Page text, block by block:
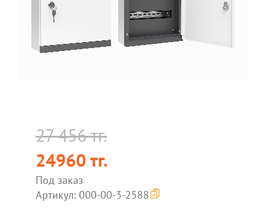
27 456 тг.
24960 тг.
Под заказ
Артикул: 000-00-3-2588